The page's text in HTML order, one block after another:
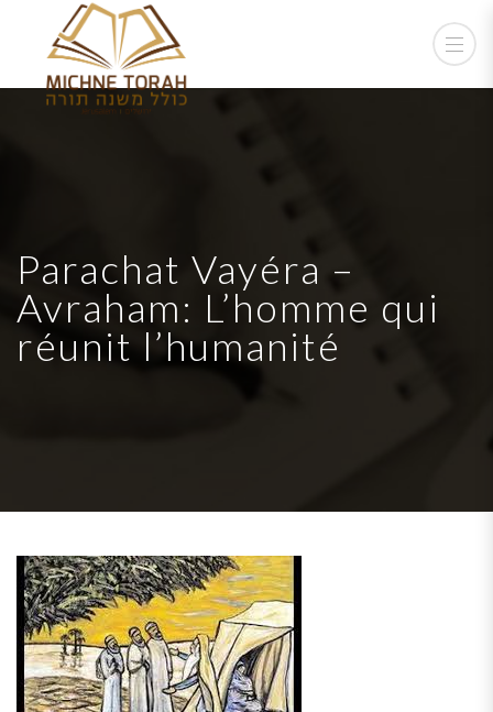
Parachat Vayéra –
Avraham: L’homme qui
réunit l’humanité